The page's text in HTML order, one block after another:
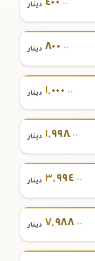
٤٠٠.٠٠ دينار
٨٠٠.٠٠ دينار
١,٠٠٠.٠٠ دينار
١,٩٩٨.٠٠ دينار
٣,٩٩٤.٠٠ دينار
٧,٩٨٨.٠٠ دينار